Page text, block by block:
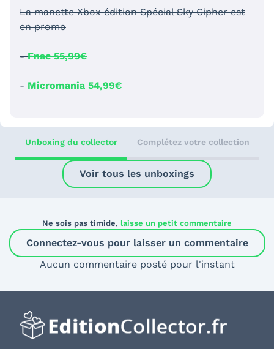
La manette Xbox édition Spécial Sky Cipher est
en promo
-Fnac 55,99€
-Micromania 54,99€
Unboxing du collector Complétez votre collection
Voir tous les unboxings
Ne sois pas timide, laisse un petit commentaire
Connectez-vous pour laisser un commentaire
Aucun commentaire posté pour l'instant